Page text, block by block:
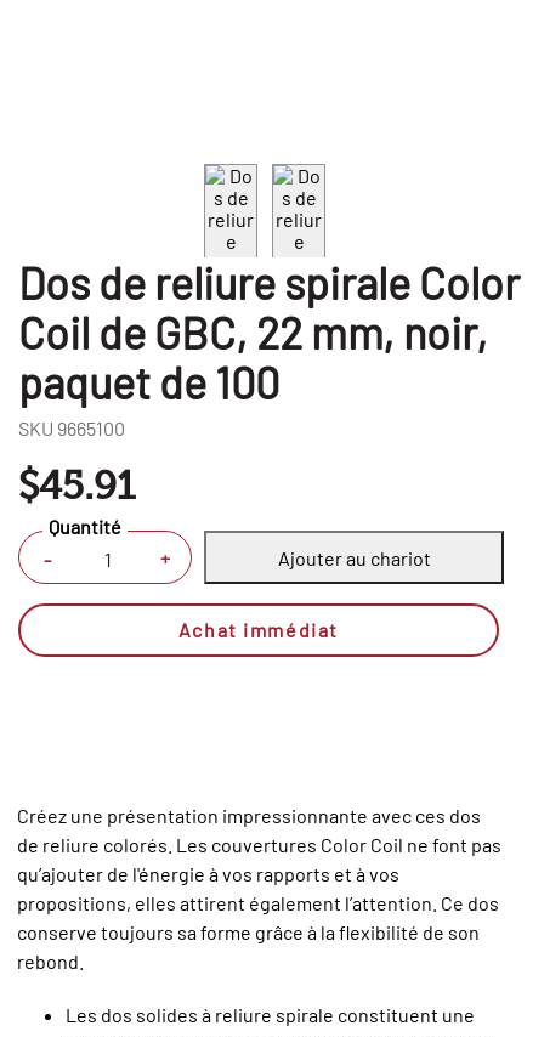
Dos de reliure spirale Color
Coil de GBC, 22 mm, noir,
paquet de 100
SKU 9665100
$45.91
- +
Quantité
Ajouter au chariot
Achat immédiat
Créez une présentation impressionnante avec ces dos
de reliure colorés. Les couvertures Color Coil ne font pas
qu’ajouter de l'énergie à vos rapports et à vos
propositions, elles attirent également l’attention. Ce dos
conserve toujours sa forme grâce à la flexibilité de son
rebond.
Les dos solides à reliure spirale constituent une